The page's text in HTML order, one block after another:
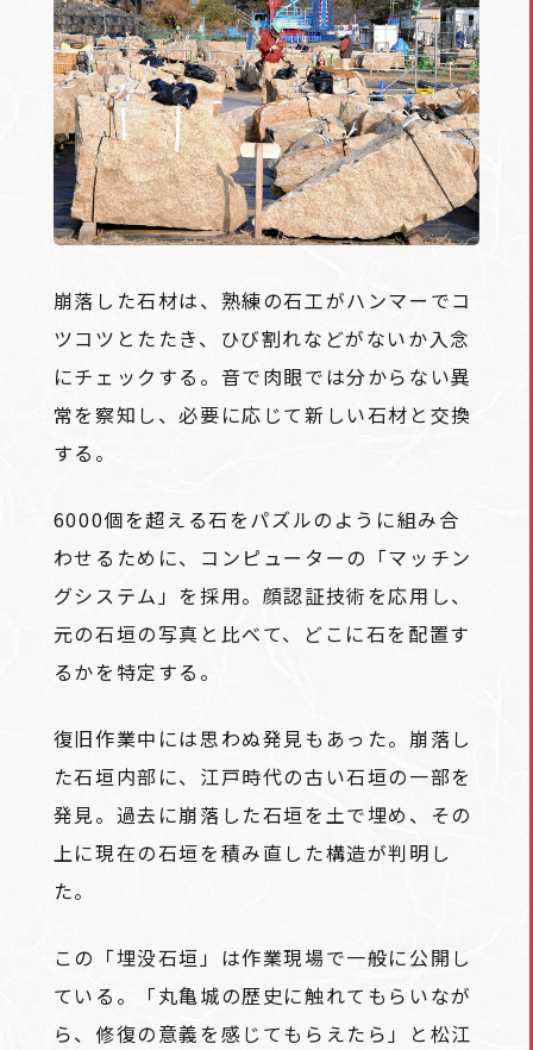
崩落した石材は、熟練の石工がハンマーでコ
ツコツとたたき、ひび割れなどがないか入念
にチェックする。音で肉眼では分からない異
常を察知し、必要に応じて新しい石材と交換
する。
6000個を超える石をパズルのように組み合
わせるために、コンピューターの「マッチン
グシステム」を採用。顔認証技術を応用し、
元の石垣の写真と比べて、どこに石を配置す
るかを特定する。
復旧作業中には思わぬ発見もあった。崩落し
た石垣内部に、江戸時代の古い石垣の一部を
発見。過去に崩落した石垣を土で埋め、その
上に現在の石垣を積み直した構造が判明し
た。
この「埋没石垣」は作業現場で一般に公開し
ている。「丸亀城の歴史に触れてもらいなが
ら、修復の意義を感じてもらえたら」と松江